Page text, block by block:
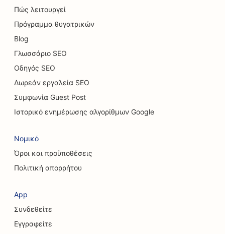
SEO για καταστήματα χαλιών και δαπέδων
SEO για καφετέριες γάτας
SEO για χειροπρακτικούς
SEO για καφετέριες
SEO για εταιρείες συμβούλων
SEO για υπηρεσίες ανταλλαγής νομισμάτων
Πώς λειτουργεί
Πρόγραμμα θυγατρικών
Blog
Γλωσσάριο SEO
Οδηγός SEO
Δωρεάν εργαλεία SEO
Συμφωνία Guest Post
Ιστορικό ενημέρωσης αλγορίθμων Google
Νομικό
Όροι και προϋποθέσεις
Πολιτική απορρήτου
App
Συνδεθείτε
Εγγραφείτε